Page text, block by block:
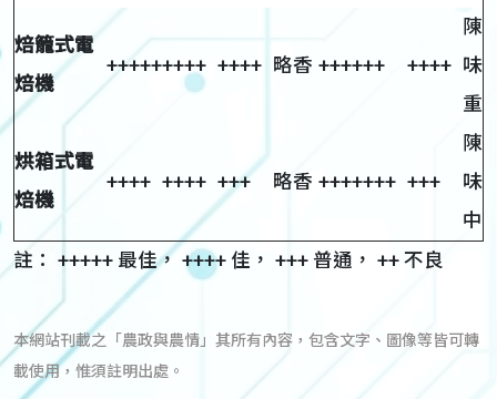
焙籠式電
焙機
+++++++++ ++++ 略香 ++++++ ++++
陳
味
重
烘箱式電
焙機
++++ ++++ +++ 略香 +++++++ +++
陳
味
中
註： +++++ 最佳， ++++ 佳， +++ 普通， ++ 不良
本網站刊載之「農政與農情」其所有內容，包含文字、圖像等皆可轉
載使用，惟須註明出處。